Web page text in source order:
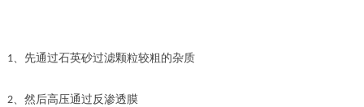
1、先通过石英砂过滤颗粒较粗的杂质
2、然后高压通过反渗透膜